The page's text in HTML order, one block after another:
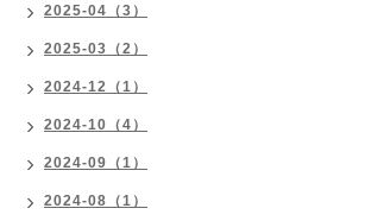
2025-04（3）
2025-03（2）
2024-12（1）
2024-10（4）
2024-09（1）
2024-08（1）